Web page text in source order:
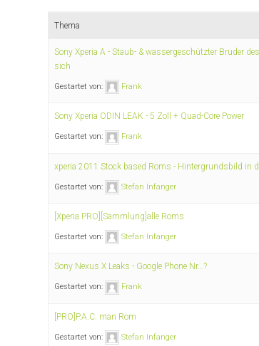
Thema
Sony Xperia A - Staub- & wassergeschützter Bruder
sich
Gestartet von: Frank
Sony Xperia ODIN LEAK - 5 Zoll + Quad-Core Power
Gestartet von: Frank
xperia 2011 Stock based Roms - Hintergrundsbild in
Gestartet von: Stefan Infanger
[Xperia PRO][Sammlung]alle Roms
Gestartet von: Stefan Infanger
Sony Nexus X Leaks - Google Phone Nr…?
Gestartet von: Frank
[PRO]P.A.C. man Rom
Gestartet von: Stefan Infanger